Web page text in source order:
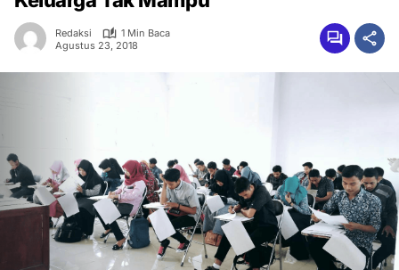
Redaksi
1 Min Baca
Agustus 23, 2018